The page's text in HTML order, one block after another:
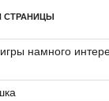
СТРАНИЦЫ
намного